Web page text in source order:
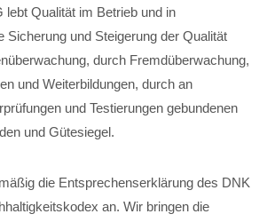
lebt Qualität im Betrieb und in
Sicherung und Steigerung der Qualität
durch Fremdüberwachung,
und Weiterbildungen, durch an
und Testierungen gebundenen
und Gütesiegel.
die Entsprechenserklärung des DNK
an. Wir bringen die